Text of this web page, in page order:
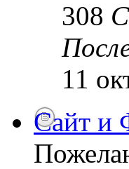
308
11
Сайт и